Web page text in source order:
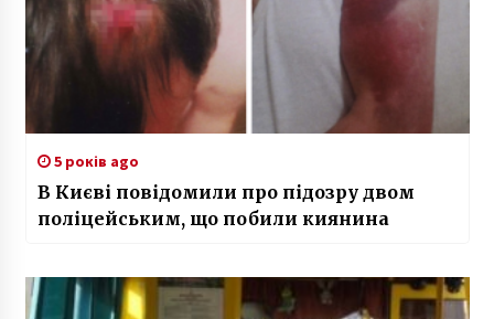
5 років ago
В Києві повідомили про підозру двом
поліцейським, що побили киянина